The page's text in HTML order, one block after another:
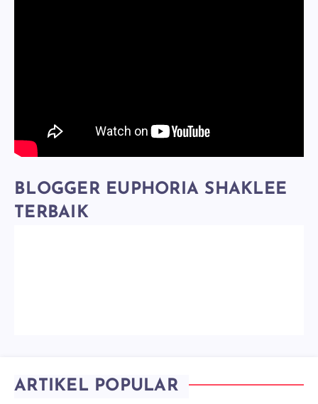
BLOGGER EUPHORIA SHAKLEE
TERBAIK
ARTIKEL POPULAR